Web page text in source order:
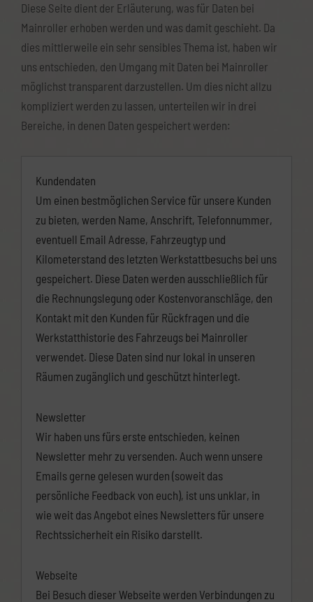
Diese Seite dient der Erläuterung, was für Daten bei
Mainroller erhoben werden und was damit geschieht. Da
dies mittlerweile ein sehr sensibles Thema ist, haben wir
uns entschieden, den Umgang mit Daten bei Mainroller
möglichst transparent darzustellen. Um dies nicht allzu
kompliziert werden zu lassen, unterteilen wir in drei
Bereiche, in denen Daten gespeichert werden:
Kundendaten
Um einen bestmöglichen Service für unsere Kunden
zu bieten, werden Name, Anschrift, Telefonnummer,
eventuell Email Adresse, Fahrzeugtyp und
Kilometerstand des letzten Werkstattbesuchs bei uns
gespeichert. Diese Daten werden ausschließlich für
die Rechnungslegung oder Kostenvoranschläge, den
Kontakt mit den Kunden für Rückfragen und die
Werkstatthistorie des Fahrzeugs bei Mainroller
verwendet. Diese Daten sind nur lokal in unseren
Räumen zugänglich und geschützt hinterlegt.
Newsletter
Wir haben uns fürs erste entschieden, keinen
Newsletter mehr zu versenden. Auch wenn unsere
Emails gerne gelesen wurden (soweit das
persönliche Feedback von euch), ist uns unklar, in
wie weit das Angebot eines Newsletters für unsere
Rechtssicherheit ein Risiko darstellt.
Webseite
Bei Besuch dieser Webseite werden Verbindungen zu